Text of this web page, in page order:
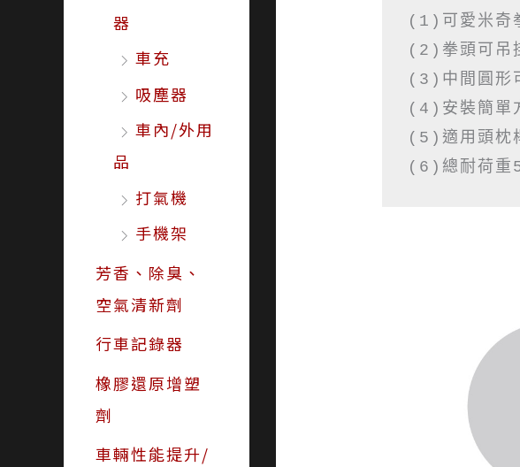
器
車充
吸塵器
車內/外用
品
打氣機
手機架
芳香、除臭、
空氣清新劑
行車記錄器
橡膠還原增塑
劑
車輛性能提升/
(1)可愛米奇
(2)拳頭可吊
(3)中間圓形
(4)安裝簡單
(5)適用頭枕
(6)總耐荷重